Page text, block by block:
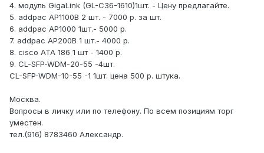
4. модуль GigaLink (GL-C36-1610)1шт. - Цену предлагайте.
5. addpac AP1100B 2 шт. - 7000 р. за шт.
6. addpac AP1000 1шт.- 5000 р.
7. addpac AP200B 1 шт.- 4000 р.
8. cisco ATA 186 1 шт - 1400 р.
9. CL-SFP-WDM-20-55 -4шт.
CL-SFP-WDM-10-55 -1 1шт. цена 500 р. штука.
Москва.
Вопросы в личку или по телефону. По всем позициям торг
уместен.
тел.(916) 8783460 Александр.